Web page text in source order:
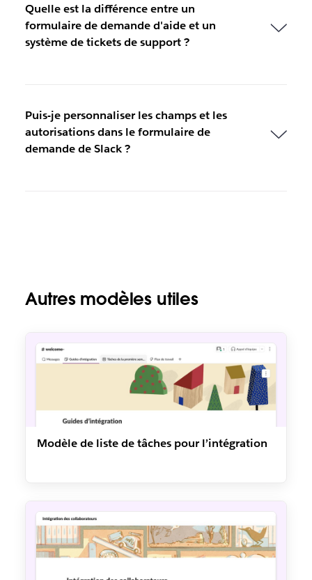
Quelle est la différence entre un
formulaire de demande d'aide et un
système de tickets de support ?
Puis-je personnaliser les champs et les
autorisations dans le formulaire de
demande de Slack ?
Autres modèles utiles
Modèle de liste de tâches pour l’intégration